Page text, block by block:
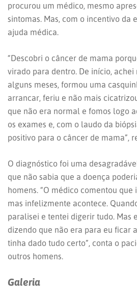
procurou um médico, mesmo
sintomas. Mas, com o incentivo da
ajuda médica.
“Descobri o câncer de mama
virado para dentro. De início, achei
alguns meses, formou uma
arrancar, feriu e não mais
que não era normal e fomos logo
os exames e, com o laudo da
positivo para o câncer de mama”,
O diagnóstico foi uma
que não sabia que a doença
homens. “O médico comentou que
mas infelizmente acontece.
paralisei e tentei digerir tudo. Mas
dizendo que não era para eu ficar
tinha dado tudo certo”, conta o
outros homens.
Galeria